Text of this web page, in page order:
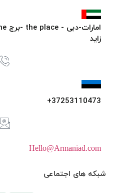
زاید
37253110473+
Hello@Armaniad.com
شبکه های اجتماعی